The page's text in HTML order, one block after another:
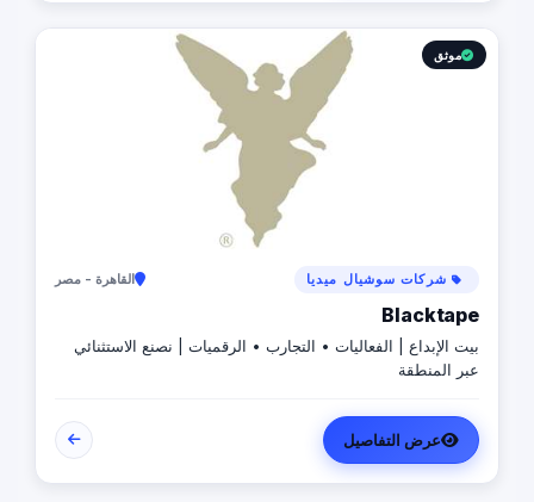
موثق
شركات سوشيال ميديا القاهرة - مصر
Blacktape
بيت الإبداع | الفعاليات • التجارب • الرقميات | نصنع الاستثنائي
عبر المنطقة
عرض التفاصيل